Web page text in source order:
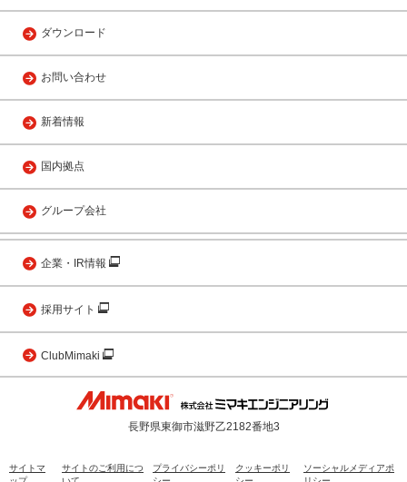
ダウンロード
お問い合わせ
新着情報
国内拠点
グループ会社
企業・IR情報
採用サイト
ClubMimaki
長野県東御市滋野乙2182番地3
サイトマ
サイトのご利用につ
プライバシーポリ
クッキーポリ
ソーシャルメディアポ